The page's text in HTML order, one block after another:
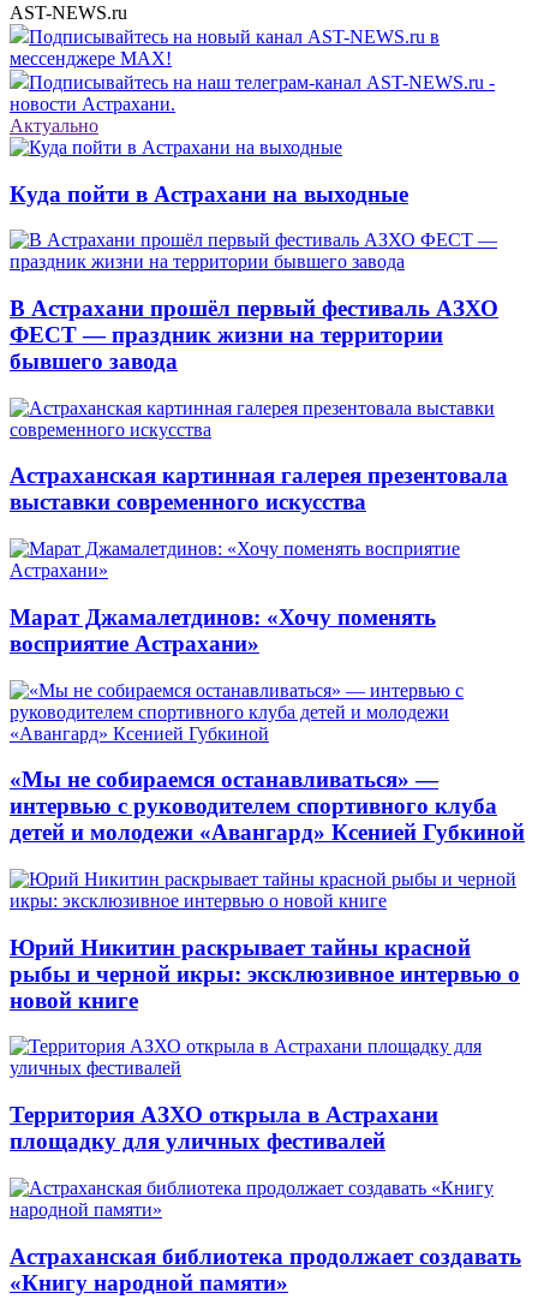
AST-NEWS.ru
Подписывайтесь на новый канал AST-NEWS.ru в
мессенджере MAX!
Подписывайтесь на наш телеграм-канал AST-NEWS.ru -
новости Астрахани.
Актуально
Куда пойти в Астрахани на выходные
В Астрахани прошёл первый фестиваль АЗХО
ФЕСТ — праздник жизни на территории
бывшего завода
Астраханская картинная галерея презентовала
выставки современного искусства
Марат Джамалетдинов: «Хочу поменять
восприятие Астрахани»
«Мы не собираемся останавливаться» —
интервью с руководителем спортивного клуба
детей и молодежи «Авангард» Ксенией Губкиной
Юрий Никитин раскрывает тайны красной
рыбы и черной икры: эксклюзивное интервью о
новой книге
Территория АЗХО открыла в Астрахани
площадку для уличных фестивалей
Астраханская библиотека продолжает создавать
«Книгу народной памяти»